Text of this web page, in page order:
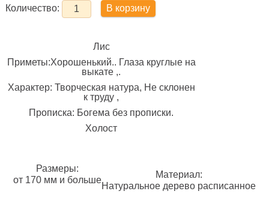
Количество: В корзину
Лис
Приметы:Хорошенький.. Глаза круглые на
выкате ,.
Характер: Творческая натура, Не склонен
к труду ,
Прописка: Богема без прописки.
Холост
Размеры:
от 170 мм и больше
Материал:
Натуральное дерево расписанное